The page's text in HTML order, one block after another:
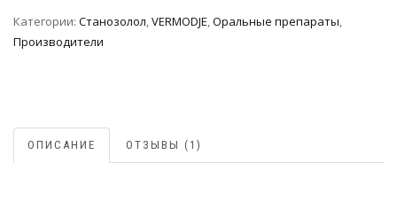
Категории: Станoзолол,VERMODJE,Оральные препараты,
Производители
ОПИСАНИЕ ОТЗЫВЫ (1)